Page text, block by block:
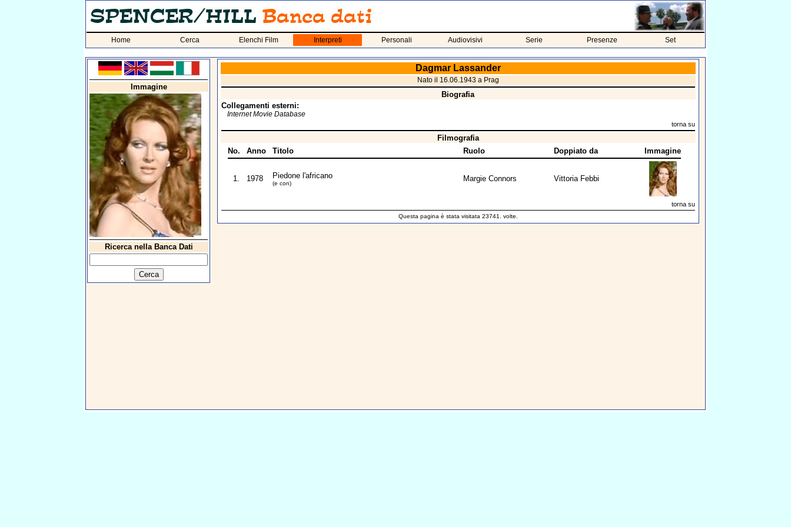
Home Cerca Elenchi Film Interpreti Personali Audiovisivi Serie Presenze Set
Immagine
Ricerca nella Banca Dati
Dagmar Lassander
Nato il 16.06.1943 a Prag
Biografia
Collegamenti esterni:
Internet Movie Database
torna su
Filmografia
No.
Anno Titolo Ruolo Doppiato da Immagine
1. 1978 Piedone l'africano
(e con)
Margie Connors Vittoria Febbi
torna su
Questa pagina è stata visitata 23741. volte.